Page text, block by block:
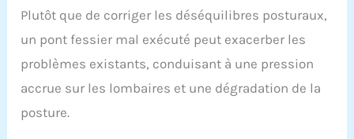
Plutôt que de corriger les déséquilibres posturaux,
un pont fessier mal exécuté peut exacerber les
problèmes existants, conduisant à une pression
accrue sur les lombaires et une dégradation de la
posture.